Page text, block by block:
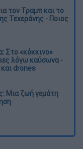
τον Τραμπ και το
Τεχεράνης - Ποιος
Στο «κόκκινο»
λόγω καύσωνα -
drones
Μια ζωή γεμάτη